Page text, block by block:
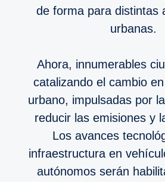
de forma para distintas
urbanas.
Ahora, innumerables
catalizando el cambio
urbano, impulsadas por
reducir las emisiones y
Los avances
infraestructura en
autónomos serán